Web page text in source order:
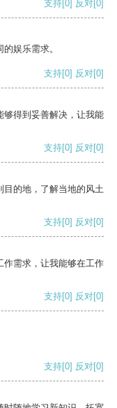
支持[0] 反对[0]
娱乐需求。
支持[0] 反对[0]
够得到妥善解决，让我能
支持[0] 反对[0]
目的地，了解当地的风土
支持[0] 反对[0]
作需求，让我能够在工作
支持[0] 反对[0]
支持[0] 反对[0]